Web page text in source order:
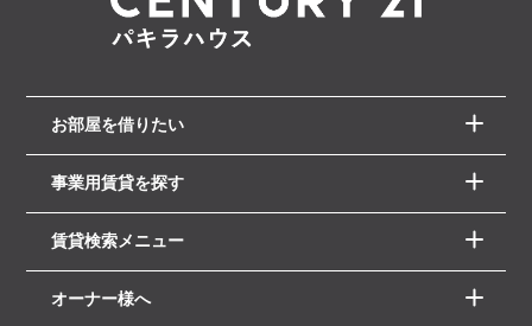
お部屋を借りたい
事業用賃貸を探す
賃貸検索メニュー
オーナー様へ